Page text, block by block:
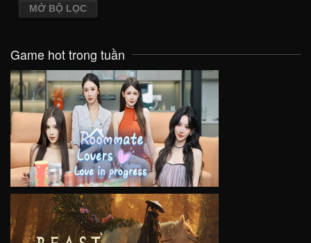
MỞ BỘ LỌC
Game hot trong tuần
VIEW